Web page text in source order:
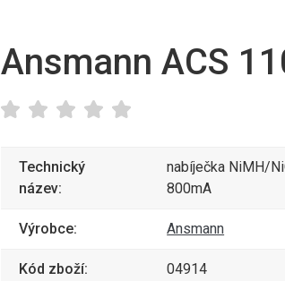
Ansmann ACS
Technický
název:
nabíječka NiMH/
800mA
Výrobce: Ansmann
Kód zboží: 04914